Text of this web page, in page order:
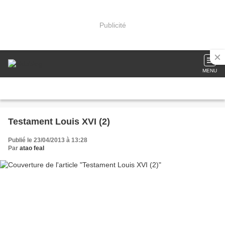
Publicité
MENU
Testament Louis XVI (2)
Publié le 23/04/2013 à 13:28
Par atao feal